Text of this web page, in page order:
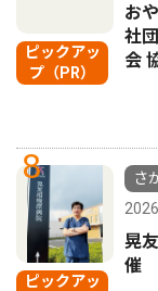
ピックアッ
プ（PR）
お
社
会
8
ピックアッ
さ
晃
催